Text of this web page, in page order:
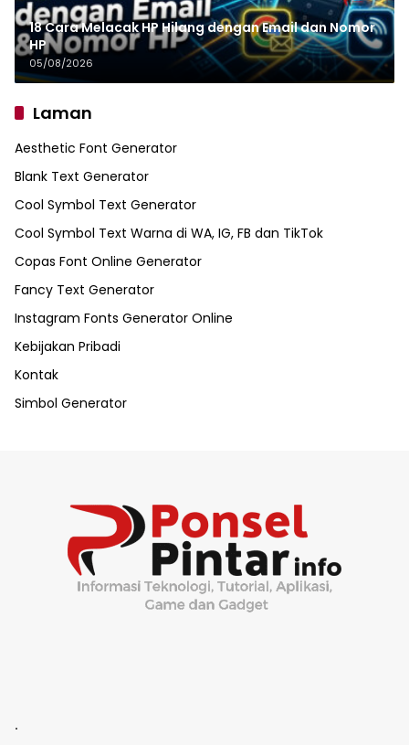
18 Cara Melacak HP Hilang dengan Email dan Nomor
HP
05/08/2026
Laman
Aesthetic Font Generator
Blank Text Generator
Cool Symbol Text Generator
Cool Symbol Text Warna di WA, IG, FB dan TikTok
Copas Font Online Generator
Fancy Text Generator
Instagram Fonts Generator Online
Kebijakan Pribadi
Kontak
Simbol Generator
.